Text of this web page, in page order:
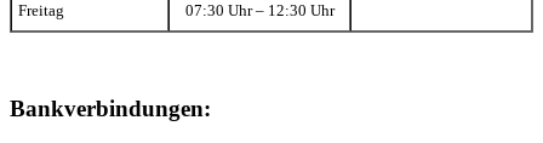
Freitag 07:30 Uhr – 12:30 Uhr
Bankverbindungen: